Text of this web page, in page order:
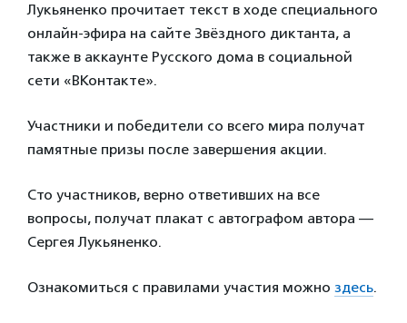
Лукьяненко прочитает текст в ходе специального
онлайн-эфира на сайте Звёздного диктанта, а
также в аккаунте Русского дома в социальной
сети «ВКонтакте».
Участники и победители со всего мира получат
памятные призы после завершения акции.
Сто участников, верно ответивших на все
вопросы, получат плакат с автографом автора —
Сергея Лукьяненко.
Ознакомиться с правилами участия можно здесь.